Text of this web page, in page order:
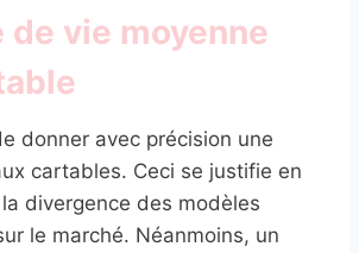
de vie moyenne
donner avec précision une
cartables. Ceci se justifie en
divergence des modèles
le marché. Néanmoins, un